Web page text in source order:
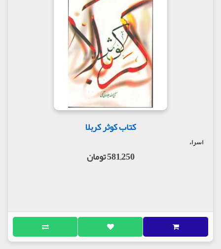
کتاب کوثر کربلا
اسراء
581,250 تومان